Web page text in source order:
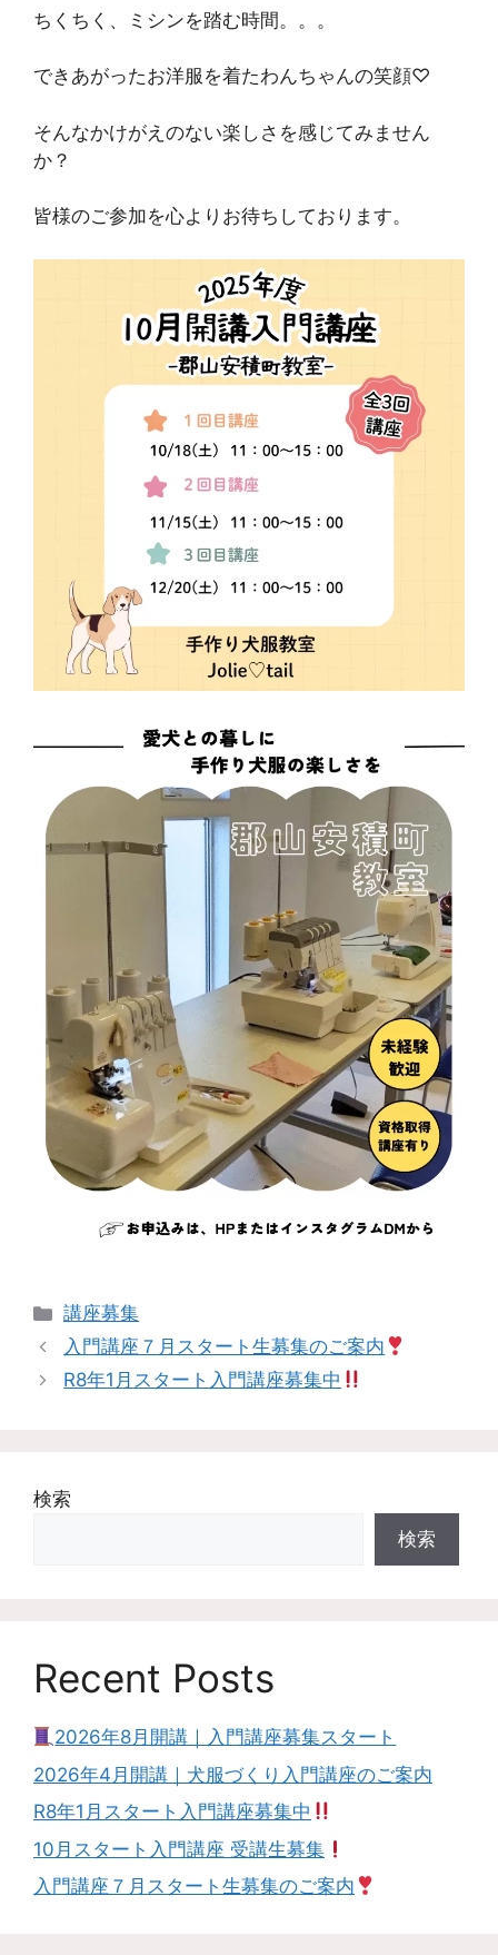
ちくちく、ミシンを踏む時間。。。
できあがったお洋服を着たわんちゃんの笑顔♡
そんなかけがえのない楽しさを感じてみません
か？
皆様のご参加を心よりお待ちしております。
講座募集
入門講座７月スタート生募集のご案内
R8年1月スタート入門講座募集中
検索
検索
Recent Posts
2026年8月開講｜入門講座募集スタート
2026年4月開講｜犬服づくり入門講座のご案内
R8年1月スタート入門講座募集中
10月スタート入門講座 受講生募集
入門講座７月スタート生募集のご案内